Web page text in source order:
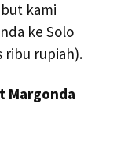
kami
ke Solo
ribu rupiah).
Margonda